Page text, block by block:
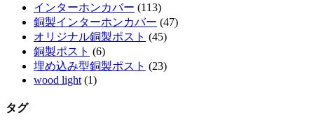
インターホンカバー (113)
銅製インターホンカバー (47)
オリジナル銅製ポスト (45)
銅製ポスト (6)
埋め込み型銅製ポスト (23)
wood light (1)
タグ